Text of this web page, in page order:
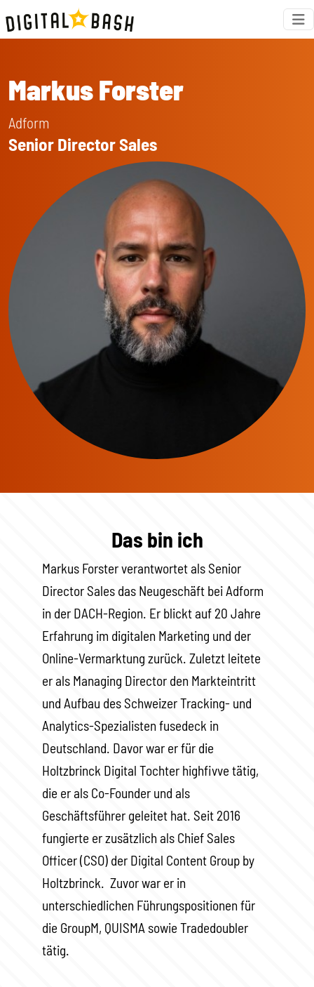
Markus Forster
Adform
Senior Director Sales
Das bin ich
Markus Forster verantwortet als Senior
Director Sales das Neugeschäft bei Adform
in der DACH-Region. Er blickt auf 20 Jahre
Erfahrung im digitalen Marketing und der
Online-Vermarktung zurück. Zuletzt leitete
er als Managing Director den Markteintritt
und Aufbau des Schweizer Tracking- und
Analytics-Spezialisten fusedeck in
Deutschland. Davor war er für die
Holtzbrinck Digital Tochter highfivve tätig,
die er als Co-Founder und als
Geschäftsführer geleitet hat. Seit 2016
fungierte er zusätzlich als Chief Sales
Officer (CSO) der Digital Content Group by
Holtzbrinck. Zuvor war er in
unterschiedlichen Führungspositionen für
die GroupM, QUISMA sowie Tradedoubler
tätig.